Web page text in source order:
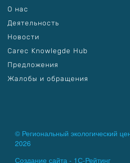
О нас
Деятельность
Новости
Carec Knowlegde Hub
Предложения
Жалобы и обращения
© Региональный экологический
2026
Создание сайта - 1С-Рейтинг